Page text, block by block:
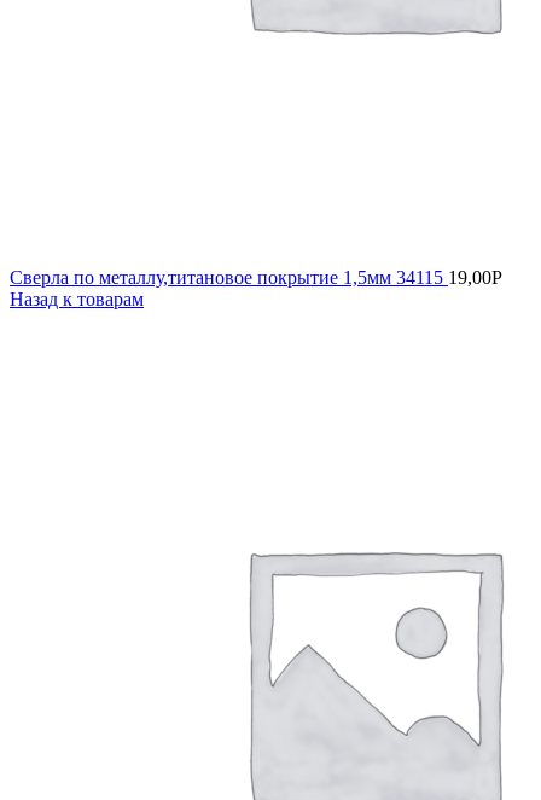
Сверла по металлу,титановое покрытие 1,5мм 34115 19,00Р
Назад к товарам